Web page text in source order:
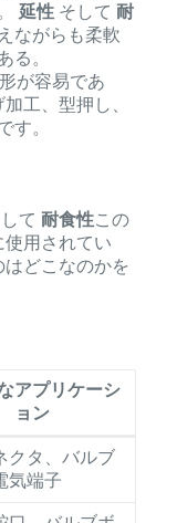
延性そして 耐
ながらも柔軟
る。
が容易であ
工、型押し、
す。
て 耐食性この
用されてい
どこなのかを
アプリケーシ
ョン
クタ、バルブ
気端子